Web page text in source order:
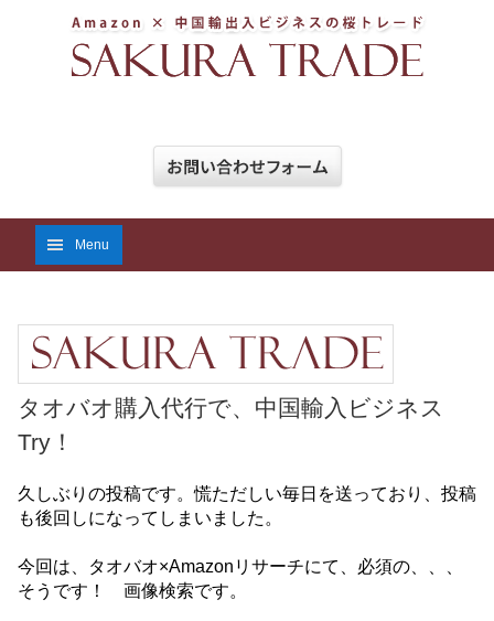
Menu
タオバオ購入代行で、中国輸入ビジネス
Try！
久しぶりの投稿です。慌ただしい毎日を送っており、投稿
も後回しになってしまいました。
今回は、タオバオ×Amazonリサーチにて、必須の、、、
そうです！ 画像検索です。